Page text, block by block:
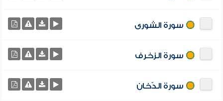
سورة الشورى
سورة الزخرف
سورة الدّخان